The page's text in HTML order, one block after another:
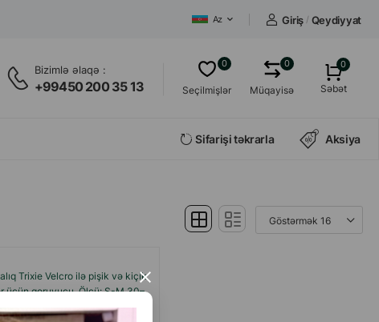
×
Az Giriş / Qeydiyyat
Bizimlə əlaqə :
+99450 200 35 13 Seçilmişlər
0
Müqayisə
0 0
Səbət
Sifarişi təkrarla Aksiya
Trixie Velcro ilə pişik və kiçik
üçün qoruyucu. Ölçü: S-M 30–
37 sm/14 sm.